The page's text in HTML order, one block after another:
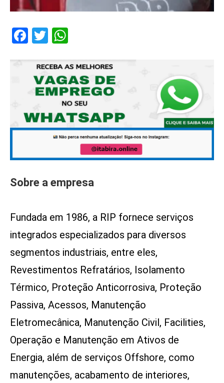
Facebook
Twitter
Sobre a empresa
Fundada em 1986, a RIP fornece serviços
integrados especializados para diversos
segmentos industriais, entre eles,
Revestimentos Refratários, Isolamento
Térmico, Proteção Anticorrosiva, Proteção
Passiva, Acessos, Manutenção
Eletromecânica, Manutenção Civil, Facilities,
Operação e Manutenção em Ativos de
Energia, além de serviços Offshore, como
manutenções, acabamento de interiores,